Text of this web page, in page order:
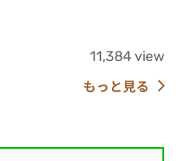
11,384 view
もっと見る